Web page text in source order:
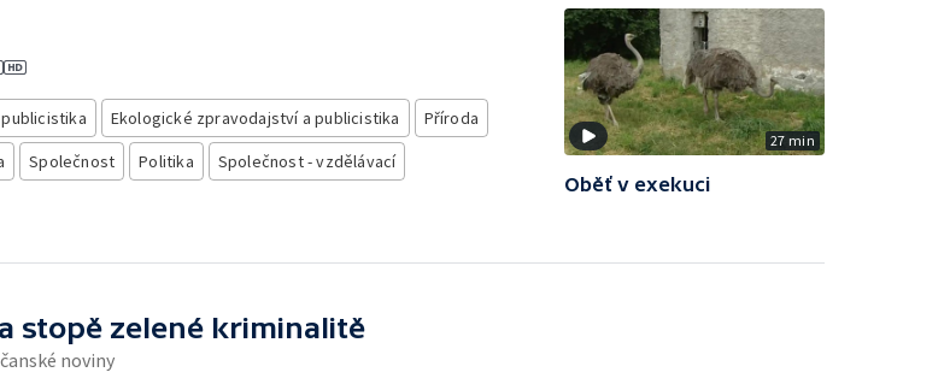
Ekologické zpravodajství a publicistika
Příroda
Společnost Politika Společnost - vzdělávací
27 min
Oběť v exekuci
stopě zelené kriminalitě
noviny